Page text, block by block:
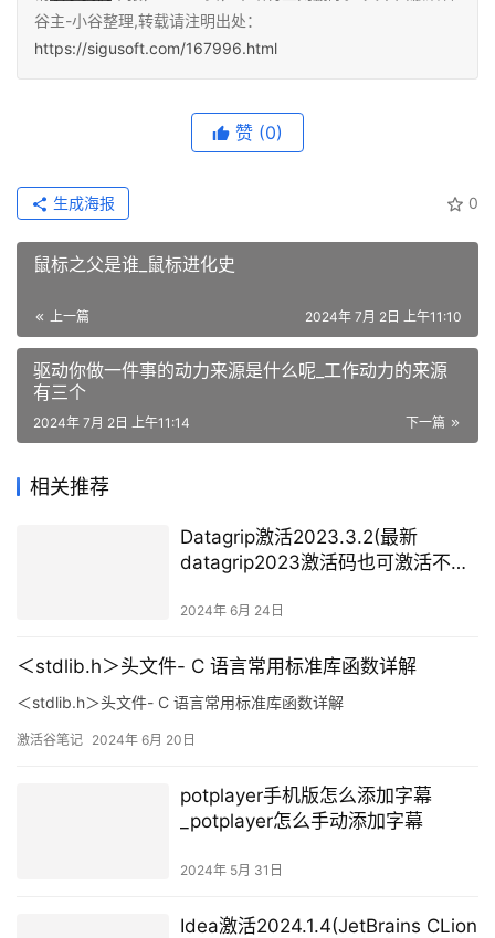
谷主-小谷整理,转载请注明出处：
https://sigusoft.com/167996.html
赞 (0)
0
生成海报
鼠标之父是谁_鼠标进化史
上一篇 2024年 7月 2日 上午11:10
驱动你做一件事的动力来源是什么呢_工作动力的来源
有三个
下一篇
2024年 7月 2日 上午11:14
相关推荐
Datagrip激活2023.3.2(最新
datagrip2023激活码也可激活不同
2024年 6月 24日
＜stdlib.h＞头文件- C 语言常用标准库函数详解
＜stdlib.h＞头文件- C 语言常用标准库函数详解
激活谷笔记 2024年 6月 20日
potplayer手机版怎么添加字幕
_potplayer怎么手动添加字幕
2024年 5月 31日
Idea激活2024.1.4(JetBrains CLion